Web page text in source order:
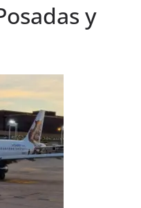
y